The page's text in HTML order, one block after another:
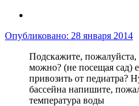
Опубликовано: 28 января 2014
Подскажите, пожалуйста,
можно? (не посещая сад)
привозить от педиатра?
бассейна напишите,
температура воды